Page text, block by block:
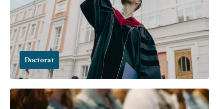
Doctorat